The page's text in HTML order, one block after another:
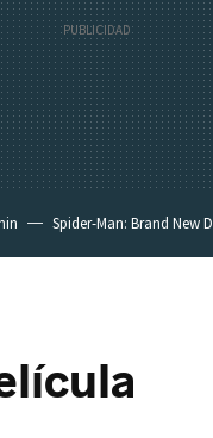
Spider-Man: Brand New